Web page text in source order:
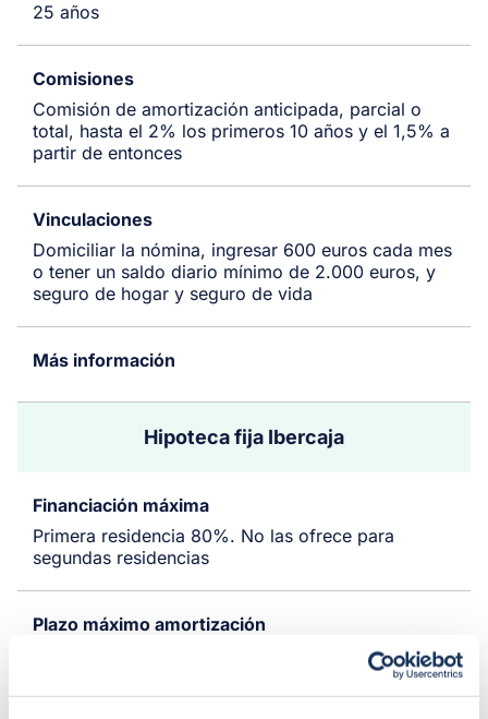
25 años
Comisiones
Comisión de amortización anticipada, parcial o
total, hasta el 2% los primeros 10 años y el 1,5% a
partir de entonces
Vinculaciones
Domiciliar la nómina, ingresar 600 euros cada mes
o tener un saldo diario mínimo de 2.000 euros, y
seguro de hogar y seguro de vida
Más información
Hipoteca fija Ibercaja
Financiación máxima
Primera residencia 80%. No las ofrece para
segundas residencias
Plazo máximo amortización